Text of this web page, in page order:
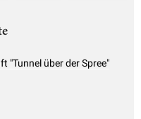
"Tunnel über der Spree"